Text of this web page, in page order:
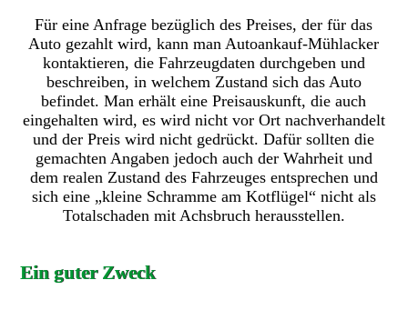
Für eine Anfrage bezüglich des Preises, der für das
Auto gezahlt wird, kann man Autoankauf-Mühlacker
kontaktieren, die Fahrzeugdaten durchgeben und
beschreiben, in welchem Zustand sich das Auto
befindet. Man erhält eine Preisauskunft, die auch
eingehalten wird, es wird nicht vor Ort nachverhandelt
und der Preis wird nicht gedrückt. Dafür sollten die
gemachten Angaben jedoch auch der Wahrheit und
dem realen Zustand des Fahrzeuges entsprechen und
sich eine „kleine Schramme am Kotflügel“ nicht als
Totalschaden mit Achsbruch herausstellen.
Ein guter Zweck